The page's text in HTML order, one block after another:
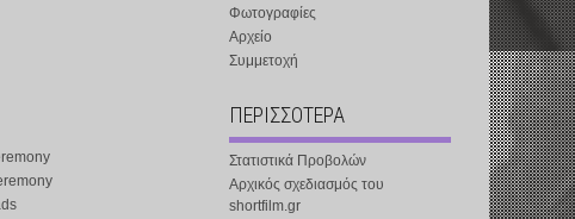
Φωτογραφίες
Αρχείο
Συμμετοχή
ΠΕΡΙΣΣΟΤΕΡΑ
Στατιστικά Προβολών
Αρχικός σχεδιασμός του
shortfilm.gr